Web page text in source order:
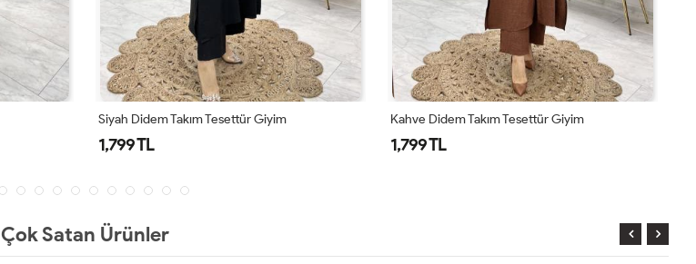
Siyah Didem Takım Tesettür Giyim
1,799 TL
Kahve Didem Takım Tesettür Giyim
1,799 TL
Çok Satan Ürünler